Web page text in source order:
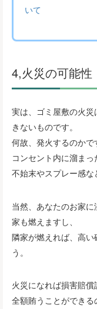
いて
4,火災の可能性
実は、ゴミ屋敷の火
きないものです。
何故、発火するのかで
コンセント内に溜ま
不始末やスプレー感な
当然、あなたのお家
家も燃えますし、
隣家が燃えれば、高
う。
火災になれば損害賠償
全額賄うことができ